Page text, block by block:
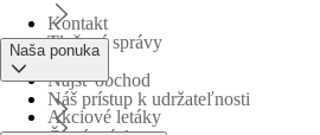
Tlačové správy
Náš prístup k udržateľnosti
Kontakt
Nájsť obchod
Naša ponuka
Akciové letáky